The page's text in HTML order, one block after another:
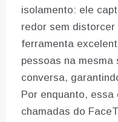
isolamento: ele
redor sem distorcer
ferramenta
pessoas na
conversa,
Por enquanto, essa
chamadas do